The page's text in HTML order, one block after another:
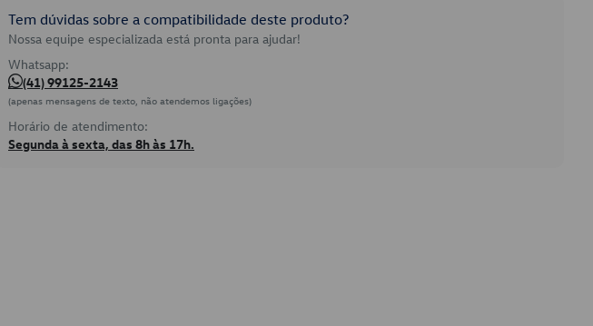
Tem dúvidas sobre a compatibilidade deste produto?
Nossa equipe especializada está pronta para ajudar!
Whatsapp:
(41) 99125-2143
(apenas mensagens de texto, não atendemos ligações)
Horário de atendimento:
Segunda à sexta, das 8h às 17h.